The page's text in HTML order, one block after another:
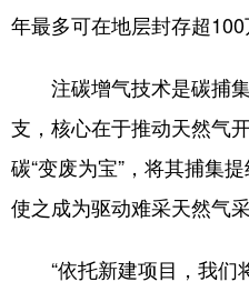
年最多可在地层封存超100
注碳增气技术是碳捕集
支，核心在于推动天然气
碳“变废为宝”，将其捕集
使之成为驱动难采天然气
“依托新建项目，我们